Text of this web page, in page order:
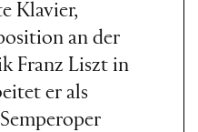
Klavier,
an der
Franz Liszt in
er als